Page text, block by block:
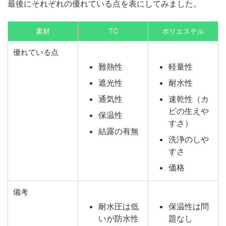
最後にそれぞれの優れている点を表にしてみました。
素材 TC ポリエステル
優れている点
難熱性
遮光性
通気性
保温性
結露の有無
軽量性
耐水性
速乾性（カ
ビの生えや
すさ）
洗浄のしや
すさ
価格
備考
耐水圧は低
いが防水性
保温性は問
題なし